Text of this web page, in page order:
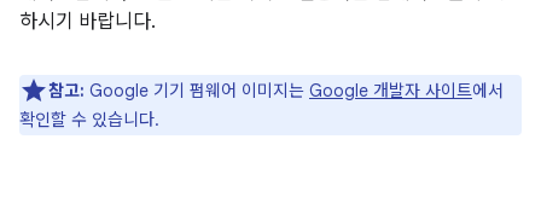
하시기 바랍니다.
참고: Google 기기 펌웨어 이미지는 Google 개발자 사이트에서
확인할 수 있습니다.